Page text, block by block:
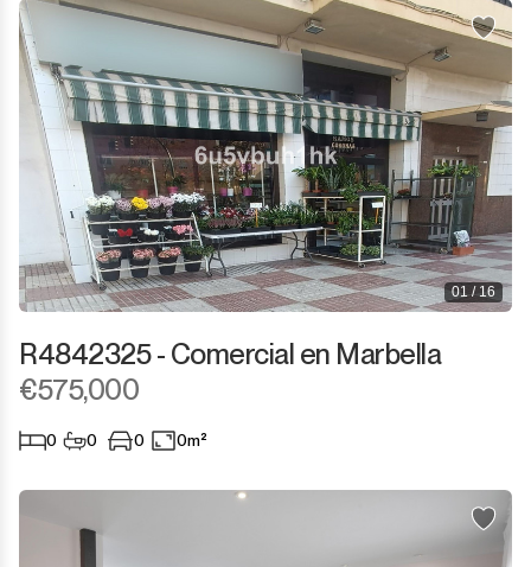
Sotogrande Puerto
Torreguadiaro
Valle Romano
Castellar de la Frontera
Jimena de la Frontera
Tarifa
01 / 16
R4842325 - Comercial en Marbella
€575,000
0 0 0 0m²